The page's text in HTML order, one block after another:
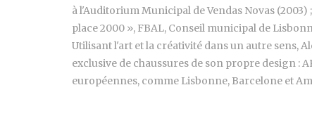
à l'Auditorium Municipal de Vendas Novas
place 2000 », FBAL, Conseil municipal de
Utilisant l'art et la créativité dans un autre sens,
exclusive de chaussures de son propre design :
européennes, comme Lisbonne, Barcelone et